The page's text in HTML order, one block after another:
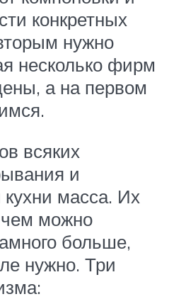
конкретных
нужно
несколько фирм
а на первом
всяких
и
масса. Их
чем можно
больше,
нужно. Три